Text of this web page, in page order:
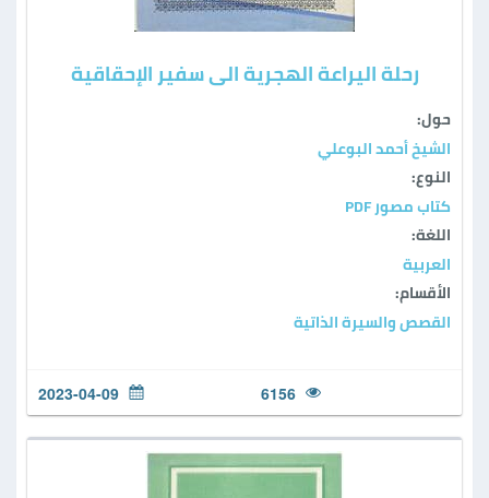
رحلة اليراعة الهجرية الى سفير الإحقاقية
حول:
الشيخ أحمد البوعلي
النوع:
كتاب مصور PDF
اللغة:
العربية
الأقسام:
القصص والسيرة الذاتية
6156
2023-04-09